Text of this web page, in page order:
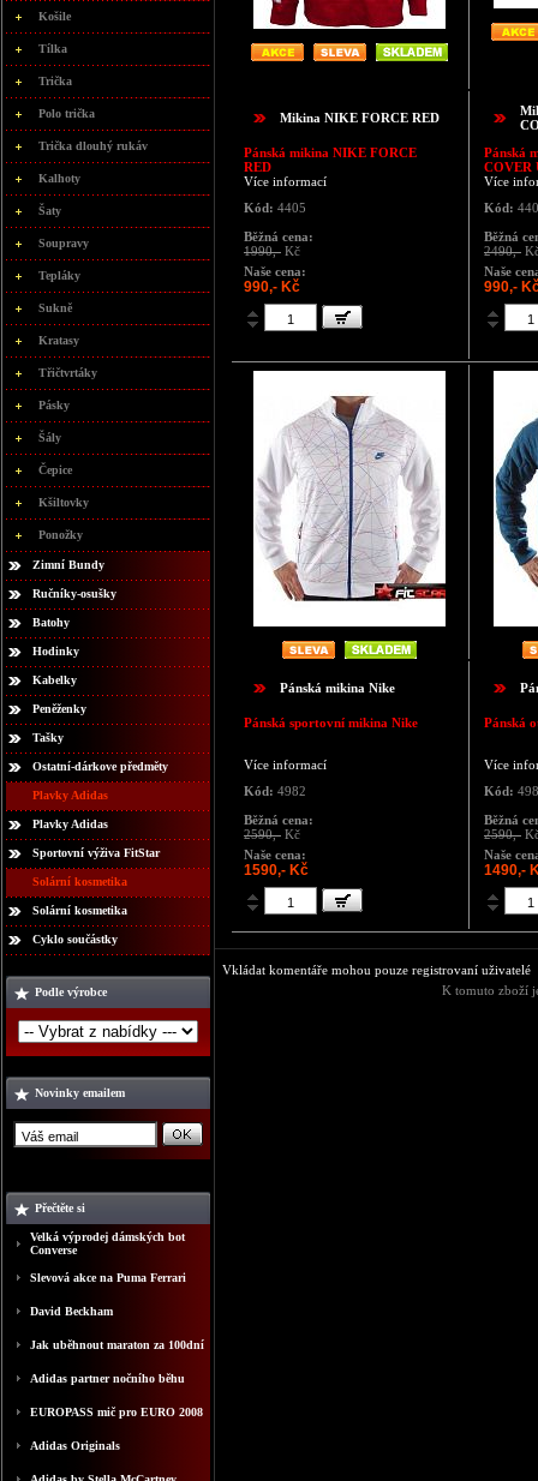
Košile
Tílka
Trička
Polo trička
Trička dlouhý rukáv
Kalhoty
Šaty
Soupravy
Tepláky
Sukně
Kratasy
Třičtvrtáky
Pásky
Šály
Čepice
Kšiltovky
Ponožky
Zimní Bundy
Ručníky-osušky
Batohy
Hodinky
Kabelky
Peněženky
Tašky
Ostatní-dárkove předměty
Plavky Adidas
Plavky Adidas
Sportovní výživa FitStar
Solární kosmetika
Solární kosmetika
Cyklo součástky
Podle výrobce
Novinky emailem
Přečtěte si
Velká výprodej dámských bot
Converse
Slevová akce na Puma Ferrari
David Beckham
Jak uběhnout maraton za 100dní
Adidas partner nočního běhu
EUROPASS mič pro EURO 2008
Adidas Originals
Mikina NIKE FORCE RED
Pánská mikina NIKE FORCE
RED
Více informací
Kód: 4405
Běžná cena:
1990,- Kč
Naše cena:
990,- Kč
Pánská
COVER
Více
Kód:
Běžná
2490,-
Naše
990,-
Pánská mikina Nike
Pánská sportovní mikina Nike
Více informací
Kód: 4982
Běžná cena:
2590,- Kč
Naše cena:
1590,- Kč
Pánská
Více
Kód:
Běžná
2590,-
Naše
1490,-
Vkládat komentáře mohou pouze registrovaní uživatelé
K tomuto zboží